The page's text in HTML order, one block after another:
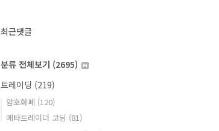
최근댓글
분류 전체보기 (2695)
트레이딩 (219)
암호화폐 (120)
메타트레이더 코딩 (81)